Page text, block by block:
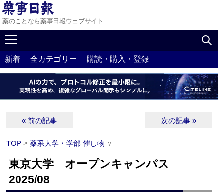
薬のことなら薬事日報ウェブサイト
新着 全カテゴリー 購読・購入・登録
« 前の記事 次の記事 »
TOP >薬系大学・学部 催し物 ∨
東京大学 オープンキャンパス
2025/08